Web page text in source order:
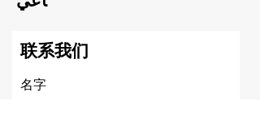
联系我们
名字